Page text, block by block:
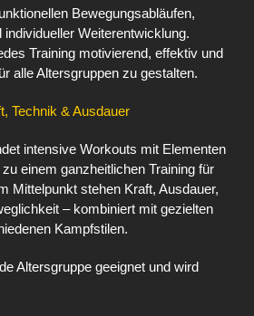
Bewegungsabläufen,
individueller Weiterentwicklung.
Training motivierend, effektiv und
alle Altersgruppen zu gestalten.
Technik & Ausdauer
intensive Workouts mit Elementen
einem ganzheitlichen Training für
Mittelpunkt stehen Kraft, Ausdauer,
– kombiniert mit gezielten
Kampfstilen.
Altersgruppe geeignet und wird